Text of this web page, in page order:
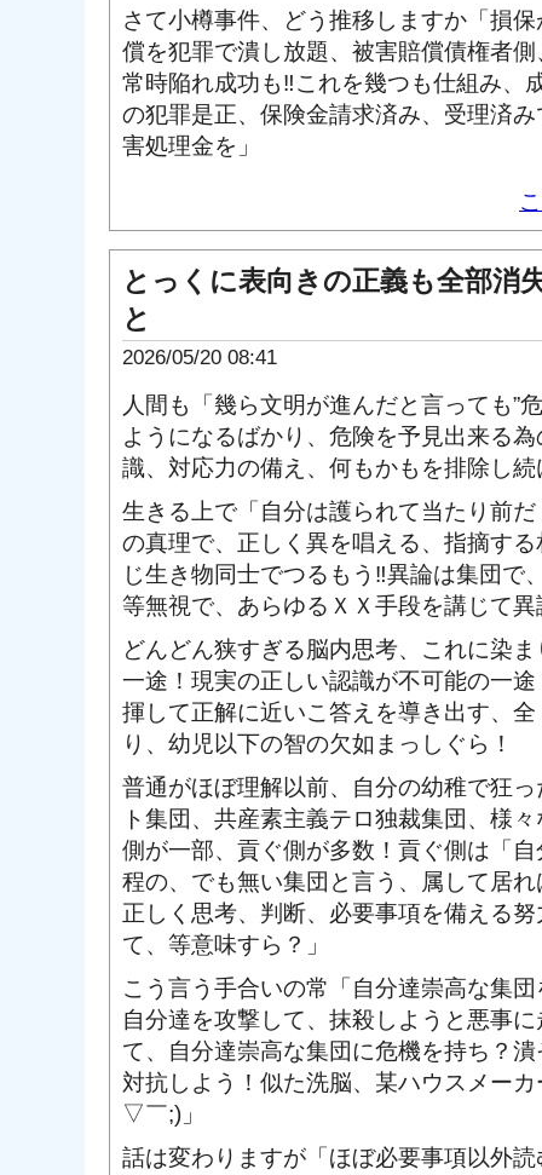
さて小樽事件、どう推移しますか「損
償を犯罪で潰し放題、被害賠償債権者
常時陥れ成功も‼これを幾つも仕組み、
の犯罪是正、保険金請求済み、受理済
害処理金を」
とっくに表向きの正義も全部消
と
2026/05/20 08:41
人間も「幾ら文明が進んだと言っても”
ようになるばかり、危険を予見出来る
識、対応力の備え、何もかもを排除し
生きる上で「自分は護られて当たり前
の真理で、正しく異を唱える、指摘す
じ生き物同士でつるもう‼異論は集団で
等無視で、あらゆるＸＸ手段を講じて
どんどん狭すぎる脳内思考、これに染
一途！現実の正しい認識が不可能の一
揮して正解に近いこ答えを導き出す、
り、幼児以下の智の欠如まっしぐら！
普通がほぼ理解以前、自分の幼稚で狂
ト集団、共産素主義テロ独裁集団、様
側が一部、貢ぐ側が多数！貢ぐ側は「
程の、でも無い集団と言う、属して居
正しく思考、判断、必要事項を備える
て、等意味すら？」
こう言う手合いの常「自分達崇高な集
自分達を攻撃して、抹殺しようと悪事
て、自分達崇高な集団に危機を持ち？
対抗しよう！似た洗脳、某ハウスメー
▽￣;)」
話は変わりますが「ほぼ必要事項以外